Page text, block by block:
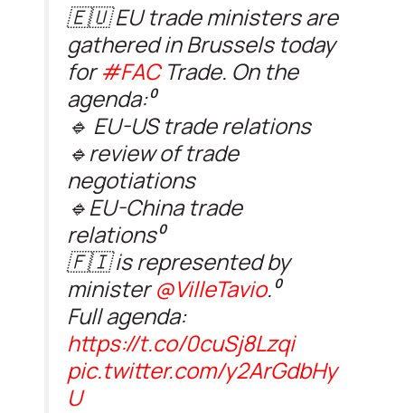
🇪🇺 EU trade ministers are
gathered in Brussels today
for#FACTrade. On the
agenda:⁰
🔹 EU-US trade relations
🔹review of trade
negotiations
🔹EU-China trade
relations⁰
🇫🇮 is represented by
minister@VilleTavio.⁰
Full agenda:
https://t.co/0cuSj8Lzqi
pic.twitter.com/y2ArGdbHy
U